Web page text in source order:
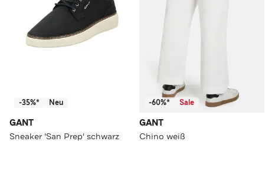
-35%* Neu
GANT
Sneaker 'San Prep' schwarz
-60%* Sale
GANT
Chino weiß